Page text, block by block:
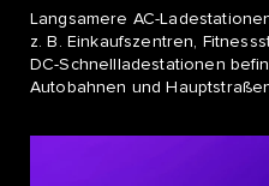
Langsamere AC-
z. B. Einkaufszentren,
DC-Schnellladestationen
Autobahnen und